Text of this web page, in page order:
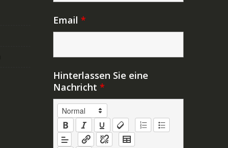
Email *
Hinterlassen Sie eine
Nachricht *